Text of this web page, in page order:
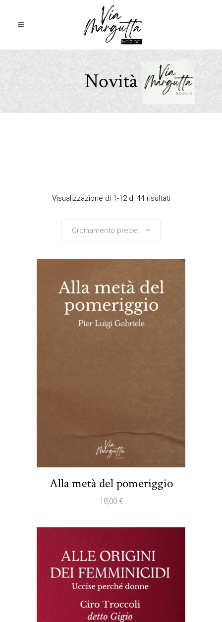
Novità
Visualizzazione di 1-12 di 44 risultati
Ordinamento predefinito
Alla metà del pomeriggio
18,00 €